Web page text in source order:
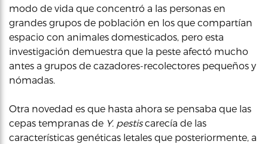
modo de vida que concentró a las personas en
grandes grupos de población en los que compartían
espacio con animales domesticados, pero esta
investigación demuestra que la peste afectó mucho
antes a grupos de cazadores-recolectores pequeños y
nómadas.
Otra novedad es que hasta ahora se pensaba que las
cepas tempranas de Y. pestiscarecía de las
características genéticas letales que posteriormente, a